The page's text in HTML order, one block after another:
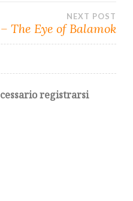
NEXT POST
The Eye of Balamok
registrarsi